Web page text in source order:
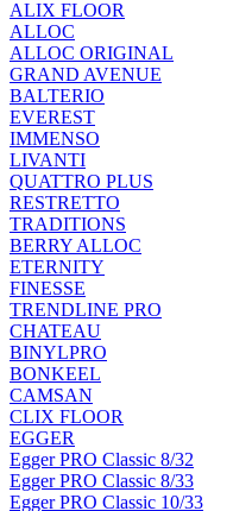
ALIX FLOOR
ALLOC
ALLOC ORIGINAL
GRAND AVENUE
BALTERIO
EVEREST
IMMENSO
LIVANTI
QUATTRO PLUS
RESTRETTO
TRADITIONS
BERRY ALLOC
ETERNITY
FINESSE
TRENDLINE PRO
CHATEAU
BINYLPRO
BONKEEL
CAMSAN
CLIX FLOOR
EGGER
Egger PRO Classic 8/32
Egger PRO Classic 8/33
Egger PRO Classic 10/33